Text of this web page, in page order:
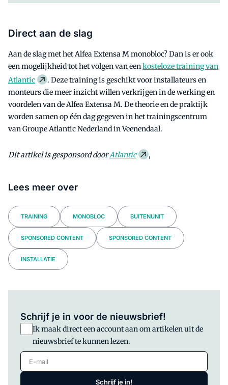
Direct aan de slag
Aan de slag met het Alfea Extensa M monobloc? Dan is er ook
een mogelijkheid tot het volgen van eenkosteloze training van
Atlantic
. Deze training is geschikt voor installateurs en
monteurs die meer inzicht willen verkrijgen in de werking en
voordelen van de Alfea Extensa M. De theorie en de praktijk
worden samen op één dag gegeven in het trainingscentrum
van Groupe Atlantic Nederland in Veenendaal.
Dit artikel is gesponsord doorAtlantic ,
Lees meer over
TRAINING MONOBLOC BUITENUNIT
SPONSORED CONTENT SPONSORED CONTENT
INSTALLATIE
Schrijf je in voor de nieuwsbrief!
Ik maak direct een account aan om artikelen uit de
nieuwsbrief te kunnen lezen.
E-mail
Schrijf je in!